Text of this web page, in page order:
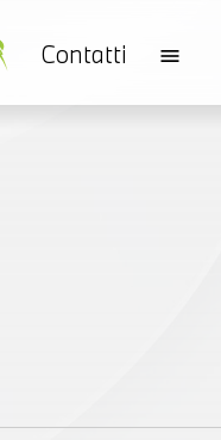
Contatti menu